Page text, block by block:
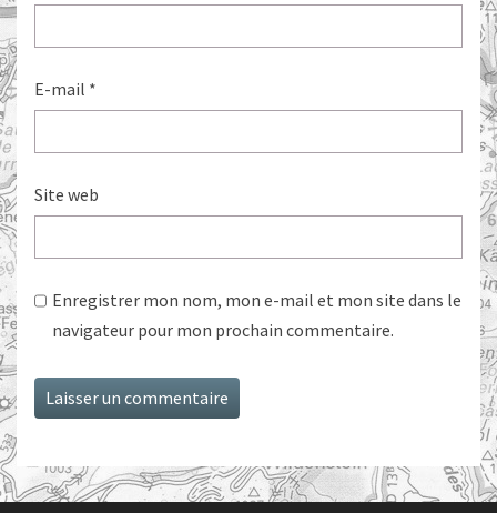
E-mail *
Site web
Enregistrer mon nom, mon e-mail et mon site dans le
navigateur pour mon prochain commentaire.